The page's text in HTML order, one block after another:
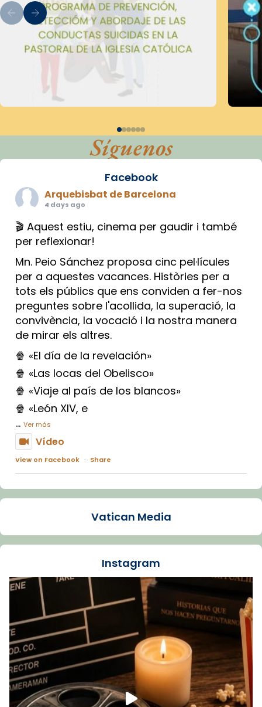
Síguenos
Facebook
Arquebisbat de Barcelona
4 days ago
🎬 Aquest estiu, cinema per gaudir i també
per reflexionar!
Mn. Peio Sánchez proposa cinc pel·lícules
per a aquestes vacances. Històries per a
tots els públics que ens conviden a fer-nos
preguntes sobre l'acollida, la superació, la
convivència, la vocació i la nostra manera
de mirar els altres.
🍿 «El día de la revelación»
🍿 «Las locas del Obelisco»
🍿 «Viaje al país de los blancos»
🍿 «León XIV, e
... Ver más
Vídeo
View on Facebook · Share
Arquebisbat de Barcelona
La Carmina va patir depressió. Fa gairebé
dos mesos, a l'Estadi Lluís Companys, la
Recupera l'entrevista comp
Vatican
tican News 👇
www.vaticannews.va/es/iglesia/news/2026-
07/carmina-historia-depresion-papa-viaje-
espana-testimoni...
Foto
View on Facebook · Share
Vatican Media
Instagram